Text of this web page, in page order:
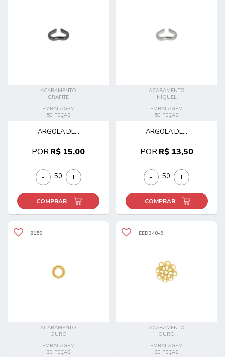
ACABAMENTO
GRAFITE
EMBALAGEM
50 PEÇAS
ARGOLA DE...
PORR$ 15,00
- +
COMPRAR
ACABAMENTO
NÍQUEL
EMBALAGEM
50 PEÇAS
ARGOLA DE...
PORR$ 13,50
- +
COMPRAR
8150
ACABAMENTO
OURO
EMBALAGEM
30 PEÇAS
EED340-9
ACABAMENTO
OURO
EMBALAGEM
30 PEÇAS